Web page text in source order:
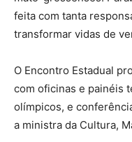
feita com tanta
transformar vidas de
O Encontro Estadual
com oficinas e painéis
olímpicos, e
a ministra da Cultura,